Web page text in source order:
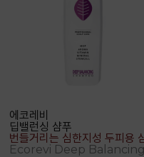
에코레비
딥밸런싱 샴푸
번들거리는 심한지성 두피용 샴
Ecorevi Deep Balancing Shampoo